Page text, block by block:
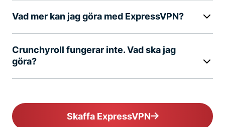
Vad mer kan jag göra med ExpressVPN?
Crunchyroll fungerar inte. Vad ska jag
göra?
Skaffa ExpressVPN